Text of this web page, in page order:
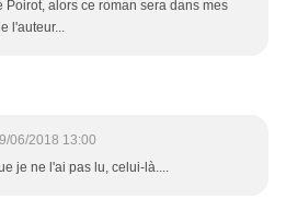
Poirot, alors ce roman sera dans mes
l'auteur...
06/2018 13:00
je ne l'ai pas lu, celui-là....